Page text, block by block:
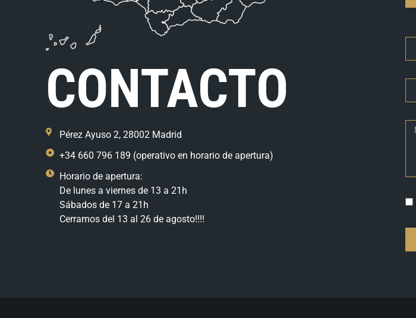
CONTACTO
Pérez Ayuso 2, 28002 Madrid
+34 660 796 189 (operativo en horario de apertura)
Horario de apertura:
De lunes a viernes de 13 a 21h
Sábados de 17 a 21h
Cerramos del 13 al 26 de agosto!!!!